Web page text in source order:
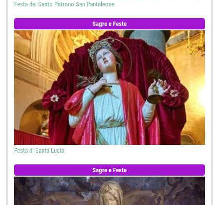
Festa del Santo Patrono San Pantaleone
Sagre e Feste
Festa di Santa Lucia
Sagre e Feste